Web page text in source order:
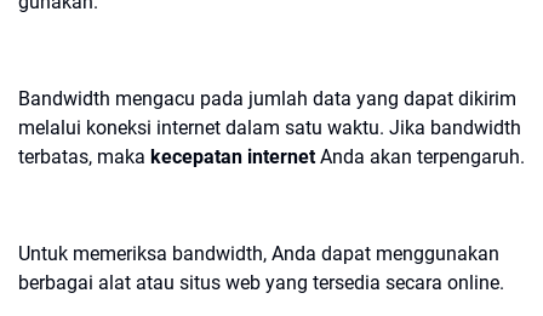
Bandwidth mengacu pada jumlah data yang dapat dikirim
melalui koneksi internet dalam satu waktu. Jika bandwidth
terbatas, maka kecepatan internetAnda akan terpengaruh.
Untuk memeriksa bandwidth, Anda dapat menggunakan
berbagai alat atau situs web yang tersedia secara online.